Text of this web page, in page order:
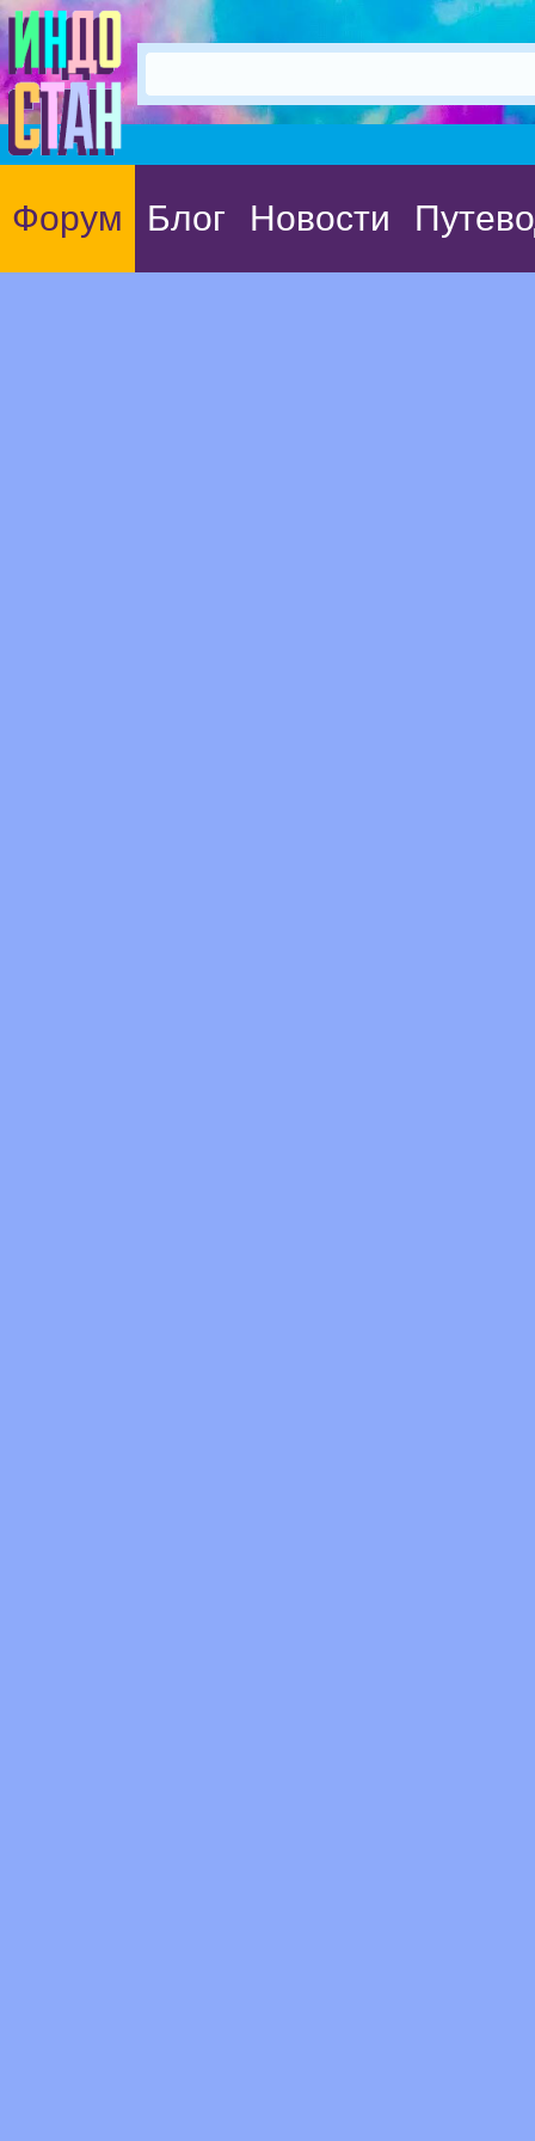
Форум Блог Новости